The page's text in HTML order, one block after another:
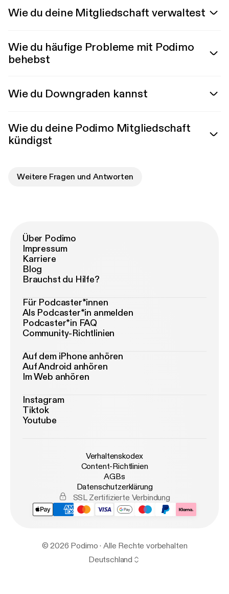
Wie du deine Mitgliedschaft verwaltest
Wie du häufige Probleme mit Podimo
behebst
Wie du Downgraden kannst
Wie du deine Podimo Mitgliedschaft
kündigst
Weitere Fragen und Antworten
Über Podimo
Impressum
Karriere
Blog
Brauchst du Hilfe?
Für Podcaster*innen
Als Podcaster*in anmelden
Podcaster*in FAQ
Community-Richtlinien
Auf dem iPhone anhören
Auf Android anhören
Im Web anhören
Instagram
Tiktok
Youtube
Verhaltenskodex
Content-Richtlinien
AGBs
Datenschutzerklärung
SSL Zertifizierte Verbindung
© 2026 Podimo · Alle Rechte vorbehalten
Deutschland